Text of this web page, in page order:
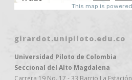
girardot.unipiloto.edu.co
Universidad Piloto de Colombia
Seccional del Alto Magdalena
Carrera 19 No. 17 - 33 Barrio La Estación